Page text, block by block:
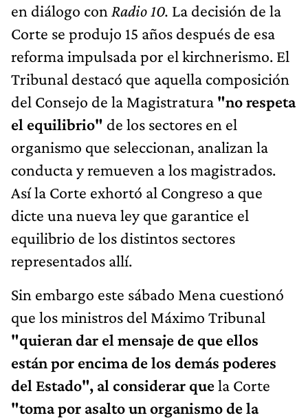
en diálogo con Radio 10. La decisión de la
Corte se produjo 15 años después de esa
reforma impulsada por el kirchnerismo. El
Tribunal destacó que aquella composición
del Consejo de la Magistratura "no respeta
el equilibrio" de los sectores en el
organismo que seleccionan, analizan la
conducta y remueven a los magistrados.
Así la Corte exhortó al Congreso a que
dicte una nueva ley que garantice el
equilibrio de los distintos sectores
representados allí.
Sin embargo este sábado Mena cuestionó
que los ministros del Máximo Tribunal
"quieran dar el mensaje de que ellos
están por encima de los demás poderes
del Estado", al considerar quela Corte
"toma por asalto un organismo de la